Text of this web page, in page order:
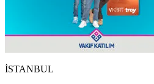
İSTANBUL